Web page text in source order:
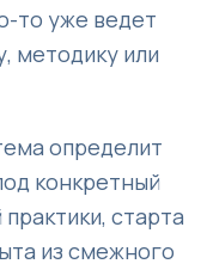
то уже ведет
методику или
определит
конкретный
старта
из смежного